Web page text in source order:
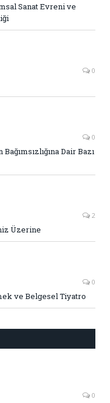
Sanat Evreni ve
0
0
Dair Bazı
2
Üzerine
0
ve Belgesel Tiyatro
0